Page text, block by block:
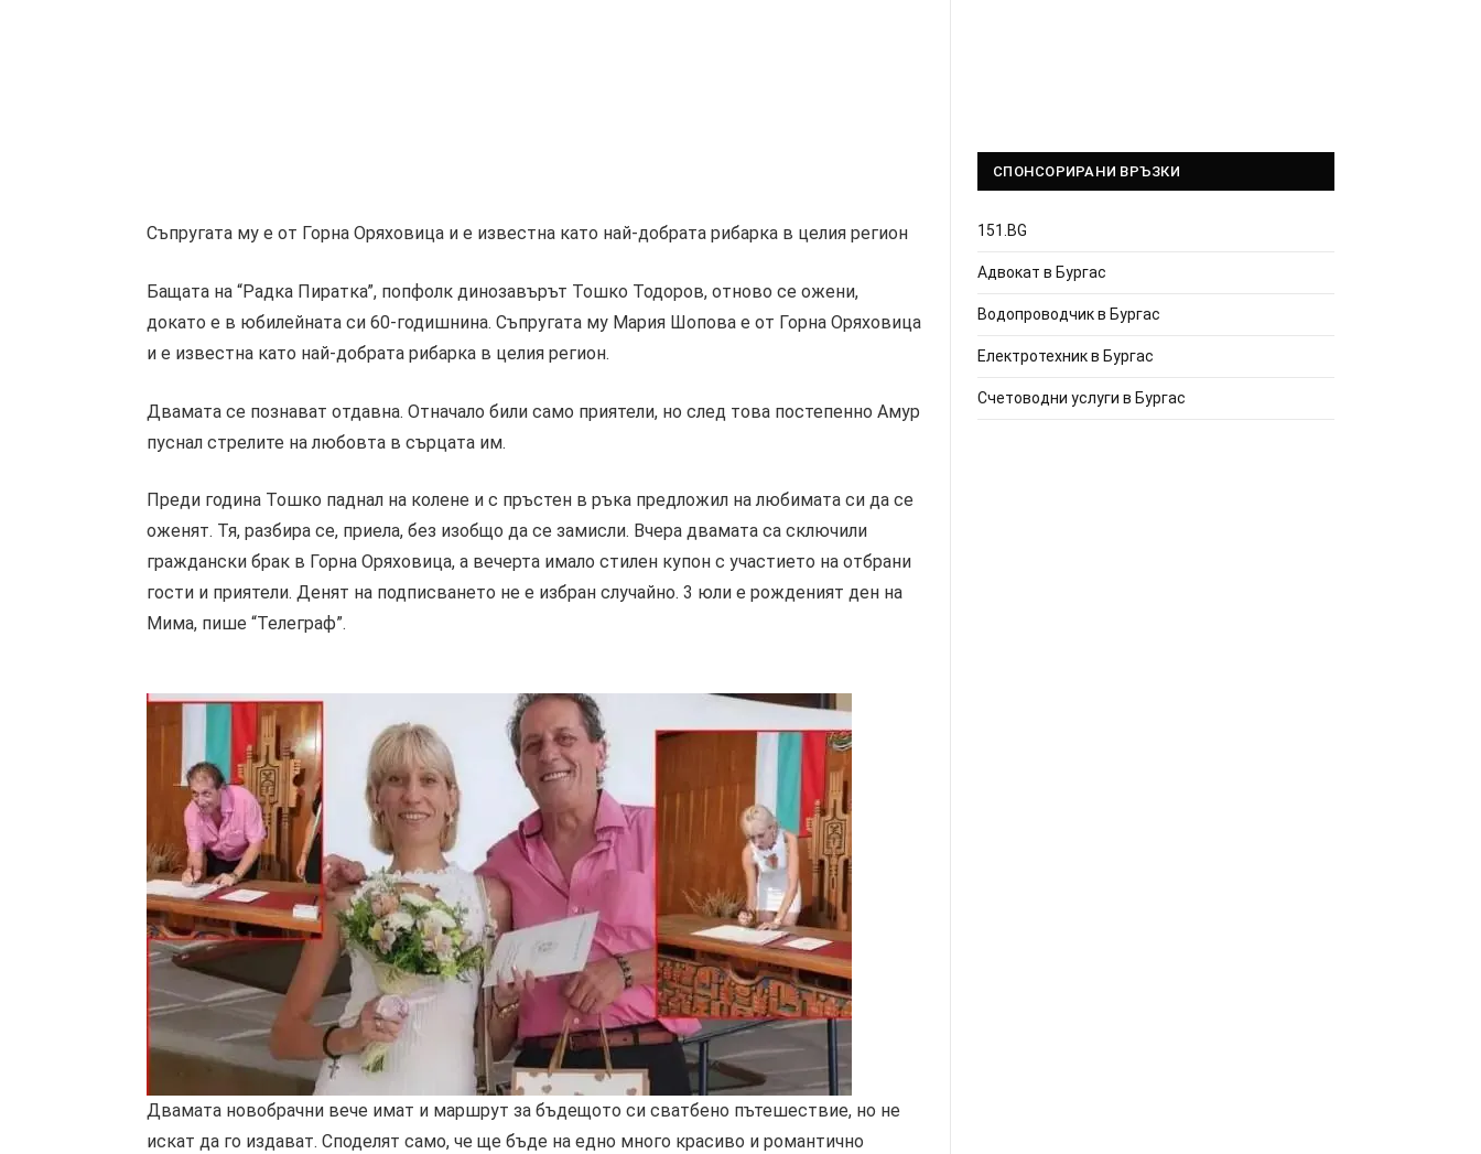
Съпругата му е от Горна Оряховица и е известна като най-добрата рибарка в целия регион
Бащата на “Радка Пиратка”, попфолк динозавърът Тошко Тодоров, отново се ожени,
докато е в юбилейната си 60-годишнина. Съпругата му Мария Шопова е от Горна Оряховица
и е известна като най-добрата рибарка в целия регион.
Двамата се познават отдавна. Отначало били само приятели, но след това постепенно Амур
пуснал стрелите на любовта в сърцата им.
Преди година Тошко паднал на колене и с пръстен в ръка предложил на любимата си да се
оженят. Тя, разбира се, приела, без изобщо да се замисли. Вчера двамата са сключили
граждански брак в Горна Оряховица, а вечерта имало стилен купон с участието на отбрани
гости и приятели. Денят на подписването не е избран случайно. 3 юли е рожденият ден на
Мима, пише “Телеграф”.
Двамата новобрачни вече имат и маршрут за бъдещото си сватбено пътешествие, но не
искат да го издават. Споделят само, че ще бъде на едно много красиво и романтично
СПОНСОРИРАНИ ВРЪЗКИ
151.BG
Адвокат в Бургас
Водопроводчик в Бургас
Електротехник в Бургас
Счетоводни услуги в Бургас